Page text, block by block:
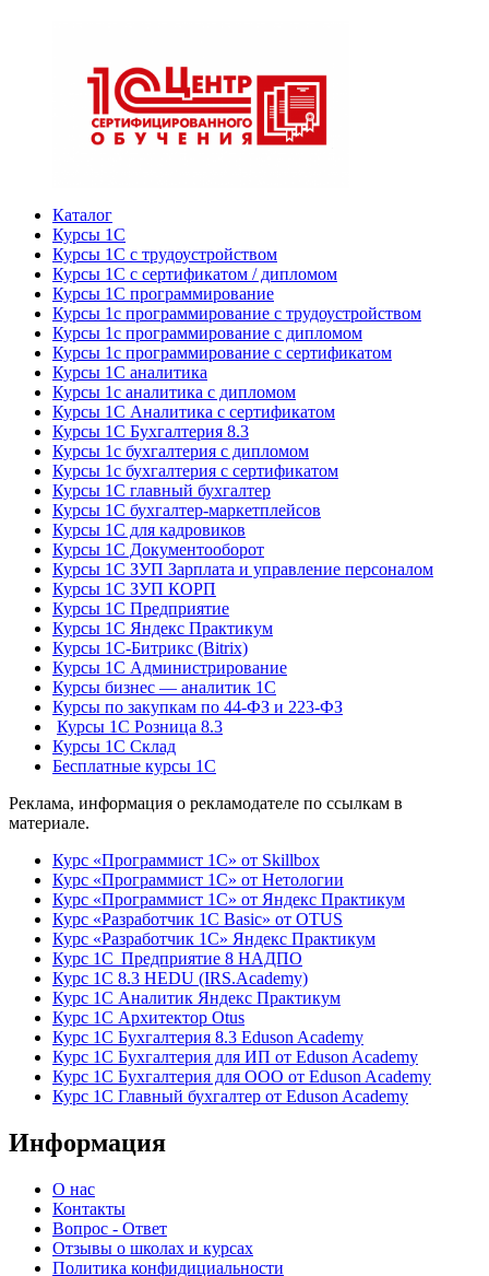
Каталог
Курсы 1С
Курсы 1С с трудоустройством
Курсы 1С с сертификатом / дипломом
Курсы 1С программирование
Курсы 1с программирование с трудоустройством
Курсы 1с программирование с дипломом
Курсы 1с программирование с сертификатом
Курсы 1С аналитика
Курсы 1с аналитика с дипломом
Курсы 1С Аналитика с сертификатом
Курсы 1С Бухгалтерия 8.3
Курсы 1с бухгалтерия с дипломом
Курсы 1с бухгалтерия с сертификатом
Курсы 1С главный бухгалтер
Курсы 1С бухгалтер-маркетплейсов
Курсы 1С для кадровиков
Курсы 1С Документооборот
Курсы 1С ЗУП Зарплата и управление персоналом
Курсы 1С ЗУП КОРП
Курсы 1С Предприятие
Курсы 1С Яндекс Практикум
Курсы 1С-Битрикс (Bitrix)
Курсы 1С Администрирование
Курсы бизнес — аналитик 1С
Курсы по закупкам по 44‑ФЗ и 223‑ФЗ
Курсы 1С Розница 8.3
Курсы 1С Склад
Бесплатные курсы 1С
Реклама, информация о рекламодателе по ссылкам в
материале.
Курс «Программист 1С» от Skillbox
Курс «Программист 1С» от Нетологии
Курс «Программист 1С» от Яндекс Практикум
Курс «Разработчик 1С Basic» от OTUS
Курс «Разработчик 1С» Яндекс Практикум
Курс 1С Предприятие 8 НАДПО
Курс 1С 8.3 HEDU (IRS.Academy)
Курс 1С Аналитик Яндекс Практикум
Курс 1С Архитектор Otus
Курс 1С Бухгалтерия 8.3 Eduson Academy
Курс 1С Бухгалтерия для ИП от Eduson Academy
Курс 1С Бухгалтерия для ООО от Eduson Academy
Курс 1С Главный бухгалтер от Eduson Academy
Информация
О нас
Контакты
Вопрос - Ответ
Отзывы о школах и курсах
Политика конфидициальности